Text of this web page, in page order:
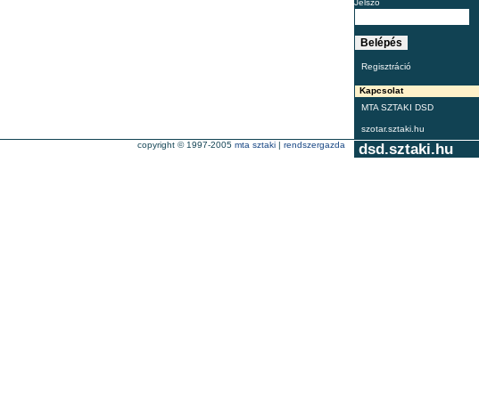
Jelszó
Regisztráció
Kapcsolat
MTA SZTAKI DSD
szotar.sztaki.hu
dsd.sztaki.hu
copyright © 1997-2005 mta sztaki | rendszergazda